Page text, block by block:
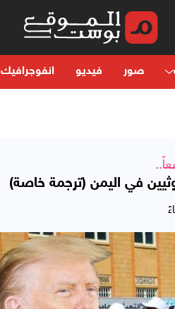
صور فيديو انفوجرافيك
في اليمن (ترجمة خاصة)